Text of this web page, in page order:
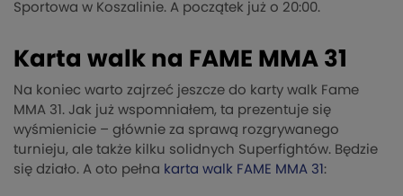
Sportowa w Koszalinie. A początek już o 20:00.
Karta walk na FAME MMA 31
Na koniec warto zajrzeć jeszcze do karty walk Fame
MMA 31. Jak już wspomniałem, ta prezentuje się
wyśmienicie – głównie za sprawą rozgrywanego
turnieju, ale także kilku solidnych Superfightów. Będzie
się działo. A oto pełna karta walk FAME MMA 31 :